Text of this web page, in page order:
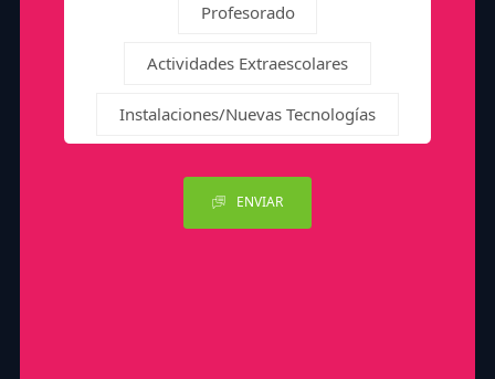
Profesorado
Actividades Extraescolares
Instalaciones/Nuevas Tecnologías
ENVIAR